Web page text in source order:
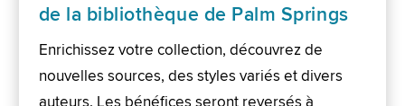
de la bibliothèque de Palm Springs
Enrichissez votre collection, découvrez de
nouvelles sources, des styles variés et divers
auteurs. Les bénéfices seront reversés à